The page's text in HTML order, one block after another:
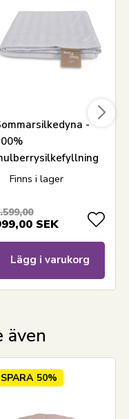
och kuddar
av kuddar
-
-
cm - Borg
Finns i lager
SEK
Lägg i varukorg
även
SPARA 50%